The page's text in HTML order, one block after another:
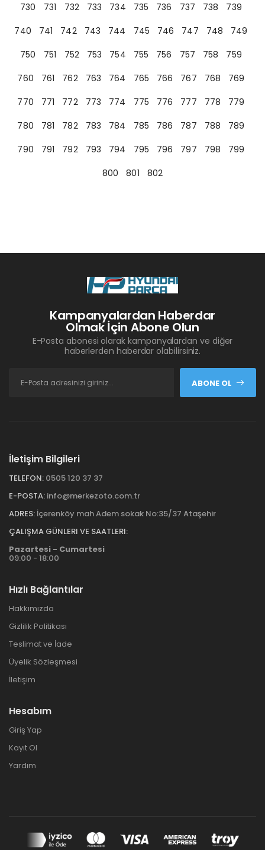
730
731 732 733 734 735 736 737 738
739
740
741 742 743 744 745 746 747 748
749
750
751 752 753 754 755 756 757 758
759
760
761 762 763 764 765 766 767 768
769
770
771 772 773 774 775 776 777 778
779
780
781 782 783 784 785 786 787 788
789
790
791 792 793 794 795 796 797 798
799
800
801 802
Kampanyalardan Haberdar
Olmak İçin Abone Olun
E-Posta abonesi olarak kampanyalardan ve diğer
haberlerden haberdar olabilirsiniz.
ABONE OL
İletişim Bilgileri
TELEFON: 0505 120 37 37
E-POSTA: info@merkezoto.com.tr
ADRES: İçerenköy mah Adem sokak No:35/37 Ataşehir
ÇALIŞMA GÜNLERI VE SAATLERI:
Pazartesi - Cumartesi
09:00 - 18:00
Hızlı Bağlantılar
Hakkımızda
Gizlilik Politikası
Teslimat ve İade
Üyelik Sözleşmesi
İletişim
Hesabım
Giriş Yap
Kayıt Ol
Yardım